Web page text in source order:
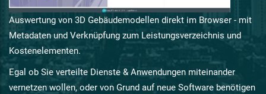
Auswertung von 3D Gebäudemodellen direkt im Browser - mit
Metadaten und Verknüpfung zum Leistungsverzeichnis und
Kostenelementen.
Egal ob Sie verteilte Dienste & Anwendungen miteinander
vernetzen wollen, oder von Grund auf neue Software benötigen